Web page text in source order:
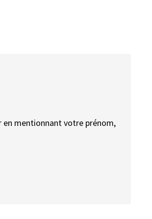
en mentionnant votre prénom,